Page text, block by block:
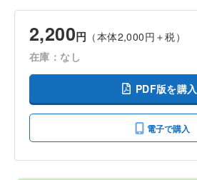
2,200円 （本体2,000円＋税）
在庫：なし
PDF版を購入
電子で購入